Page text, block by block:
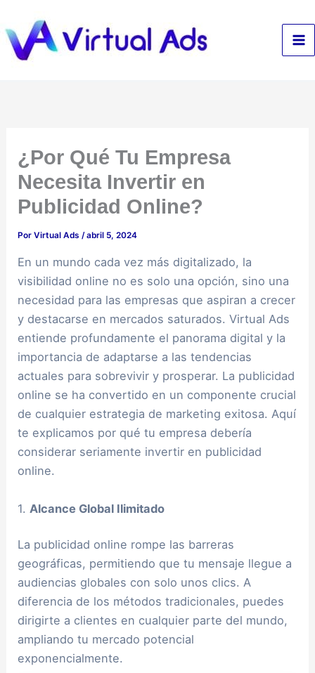
al
contenido
¿Por Qué Tu Empresa
Necesita Invertir en
Publicidad Online?
PorVirtual Ads/abril 5, 2024
En un mundo cada vez más digitalizado, la
visibilidad online no es solo una opción, sino una
necesidad para las empresas que aspiran a crecer
y destacarse en mercados saturados. Virtual Ads
entiende profundamente el panorama digital y la
importancia de adaptarse a las tendencias
actuales para sobrevivir y prosperar. La publicidad
online se ha convertido en un componente crucial
de cualquier estrategia de marketing exitosa. Aquí
te explicamos por qué tu empresa debería
considerar seriamente invertir en publicidad
online.
1. Alcance Global Ilimitado
La publicidad online rompe las barreras
geográficas, permitiendo que tu mensaje llegue a
audiencias globales con solo unos clics. A
diferencia de los métodos tradicionales, puedes
dirigirte a clientes en cualquier parte del mundo,
ampliando tu mercado potencial
exponencialmente.